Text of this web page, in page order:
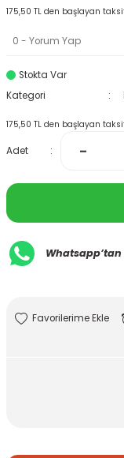
175,50 TL den başlayan
0 - Yorum Yap
Stokta Var
Kategori
175,50 TL den başlayan
Adet